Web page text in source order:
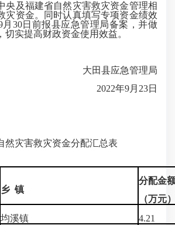
及福建省自然灾害救灾资金管理相
灾资金。同时认真填写专项资金绩效
月30日前报县应急管理局备案，并做
切实提高财政资金使用效益。
大田县应急管理局
2022年9月23日
然灾害救灾资金分配汇总表
乡 镇
分配金
（万元
均溪镇
4.21